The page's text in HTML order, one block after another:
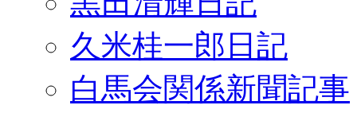
久米桂一郎日記
白馬会関係新聞記事